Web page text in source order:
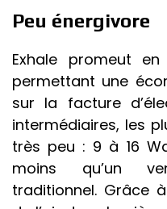
Peu énergivore
Exhale promeut
permettant une
sur la facture
intermédiaires, les
très peu : 9 à 16
moins qu’un
traditionnel. Grâce